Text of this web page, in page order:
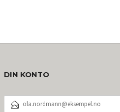
DIN KONTO
E-
POSTADRESSE